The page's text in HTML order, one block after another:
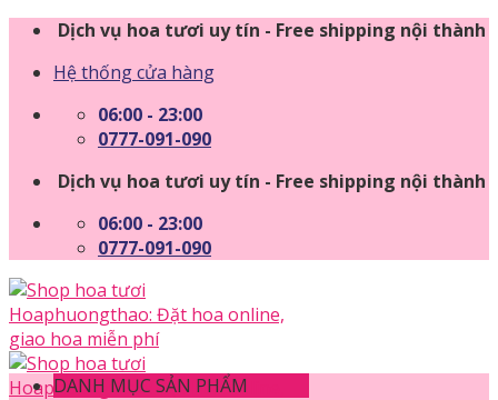
Skip
content
Dịch vụ hoa tươi uy tín - Free shipping nội thành
Hệ thống cửa hàng
06:00 - 23:00
0777-091-090
Dịch vụ hoa tươi uy tín - Free shipping nội thành
06:00 - 23:00
0777-091-090
DANH MỤC SẢN PHẨM